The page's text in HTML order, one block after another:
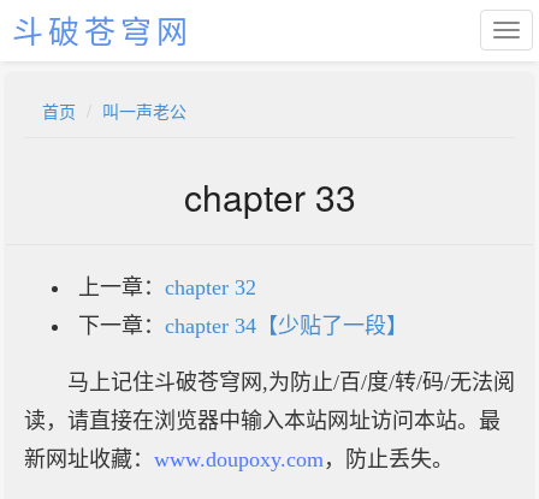
斗破苍穹网
首页 叫一声老公
chapter 33
上一章： chapter 32
下一章： chapter 34【少贴了一段】
马上记住斗破苍穹网,为防止/百/度/转/码/无法阅
读，请直接在浏览器中输入本站网址访问本站。最
新网址收藏： www.doupoxy.com，防止丢失。